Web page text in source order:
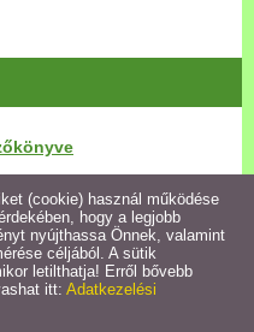
(cookie) használ működése
hogy a legjobb
nyújthassa Önnek, valamint
céljából. A sütik
letilthatja! Erről bővebb
itt: Adatkezelési